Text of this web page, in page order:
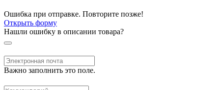
Ошибка при отправке. Повторите позже!
Открыть форму
Нашли ошибку в описании товара?
Важно заполнить это поле.